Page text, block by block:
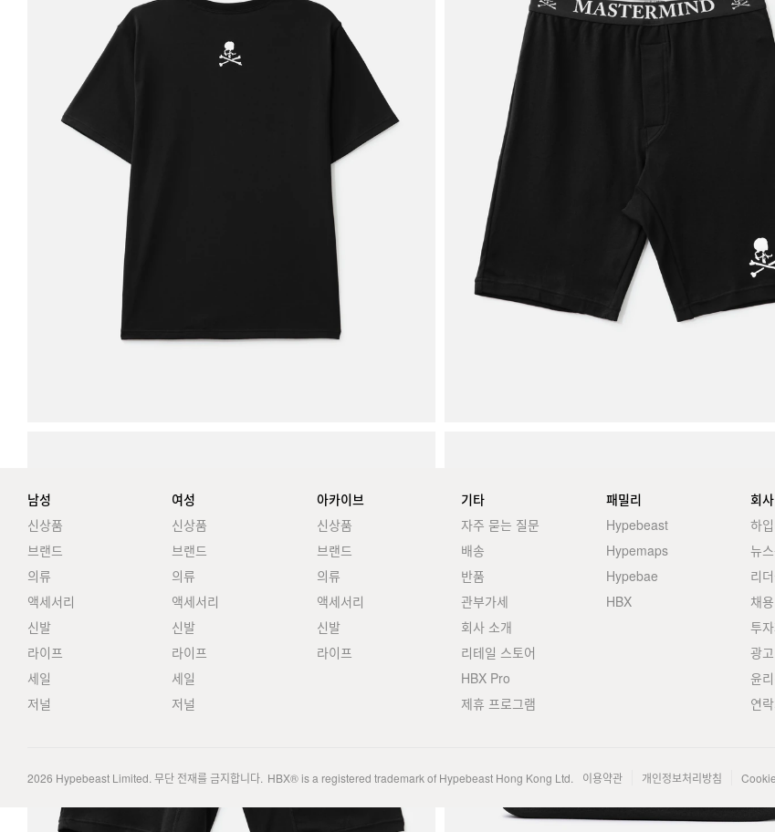
남성
신상품
브랜드
의류
액세서리
신발
라이프
세일
저널
여성
신상품
브랜드
의류
액세서리
신발
라이프
세일
저널
아카이브
신상품
브랜드
의류
액세서리
신발
라이프
기타
자주 묻는 질문
배송
반품
관부가세
회사 소개
리테일 스토어
HBX Pro
제휴 프로그램
패밀리
Hypebeast
Hypemaps
Hypebae
HBX
회
하
뉴
리
채용
투
광
윤
연
2026 Hypebeast Limited. 무단 전재를 금지합니다. HBX® is a registered trademark of Hypebeast Hong Kong Ltd. 이용약관 개인정보처리방침